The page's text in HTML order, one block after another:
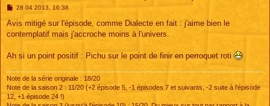
M
s
a
28 04 2013, 16:38
Avis mitigé sur l'épisode, comme Dialecte en fait : j'aime bien le
contemplatif mais j'accroche moins à l'univers.
Ah si un point positif : Pichu sur le point de finir en perroquet roti
Note de la série originale : 18/20
Note de la saison 2 : 11/20 (+2 épisode 5, -1 épisodes 7 et suivants, -2 suite à l'épisode
12, +1 épisode 24 !)